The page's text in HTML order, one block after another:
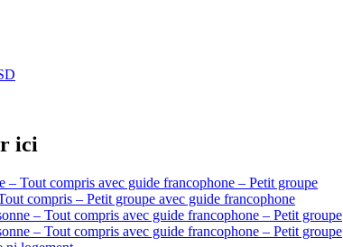
ici
Tout compris avec guide francophone – Petit groupe
compris – Petit groupe avec guide francophone
– Tout compris avec guide francophone – Petit groupe
– Tout compris avec guide francophone – Petit groupe